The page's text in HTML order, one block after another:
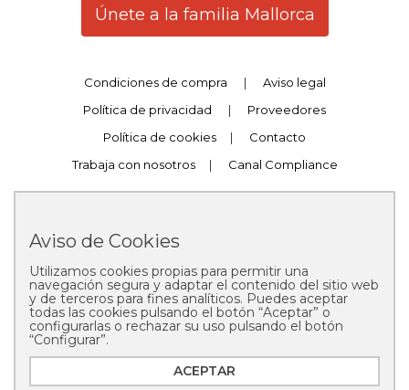
Únete a la familia Mallorca
Condiciones de compra |
Aviso legal
Política de privacidad
|
Proveedores
Política de cookies
|
Contacto
Trabaja con nosotros
| Canal Compliance
Copyright © 2025 Pastelería Mallorca
Aviso de Cookies
Utilizamos cookies propias para permitir una
navegación segura y adaptar el contenido del sitio web
y de terceros para fines analíticos. Puedes aceptar
todas las cookies pulsando el botón “Aceptar” o
configurarlas o rechazar su uso pulsando el botón
“Configurar”.
ACEPTAR